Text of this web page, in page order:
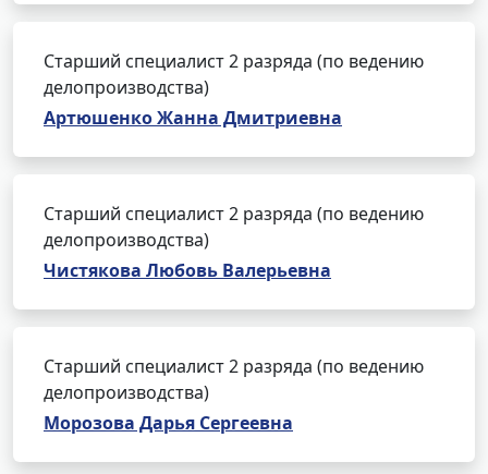
Старший специалист 2 разряда (по ведению
делопроизводства)
Артюшенко Жанна Дмитриевна
Старший специалист 2 разряда (по ведению
делопроизводства)
Чистякова Любовь Валерьевна
Старший специалист 2 разряда (по ведению
делопроизводства)
Морозова Дарья Сергеевна